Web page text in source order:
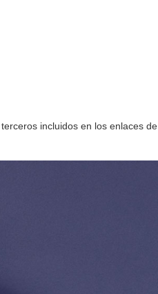
incluidos en los enlaces de